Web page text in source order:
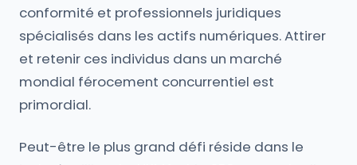
conformité et professionnels juridiques
spécialisés dans les actifs numériques. Attirer
et retenir ces individus dans un marché
mondial férocement concurrentiel est
primordial.
Peut-être le plus grand défi réside dans le